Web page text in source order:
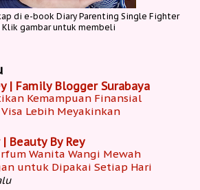
di e-book Diary Parenting Single Fighter
Klik gambar untuk membeli
| Family Blogger Surabaya
Kemampuan Finansial
Lebih Meyakinkan
Beauty By Rey
Wanita Wangi Mewah
untuk Dipakai Setiap Hari